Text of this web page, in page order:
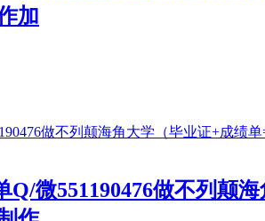
加
Q/微551190476做不列颠